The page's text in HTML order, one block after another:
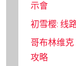
示會
初雪樱: 线
哥布林维
攻略